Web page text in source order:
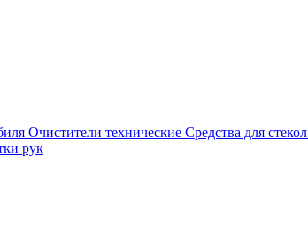
Очистители технические Средства для
рук